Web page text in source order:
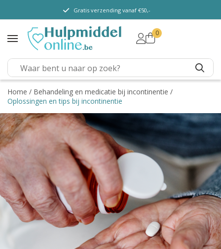
TENA Lady
TENA Men
TENA Pants (m/ v)
TENA Flex
TENA Slip
TENA overig
Depend
Dieetvoeding
Kenniscentrum
Abonnement
Gratis verzending vanaf €50,-
0
Home / Behandeling en medicatie bij incontinentie /
Oplossingen en tips bij incontinentie